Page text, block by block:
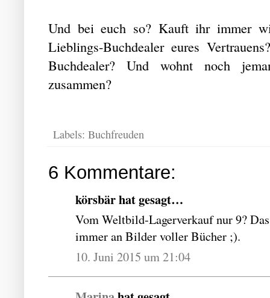
Und bei euch so? Kauft ihr immer
Lieblings-Buchdealer eures
Buchdealer? Und wohnt noch
zusammen?
Labels: Buchfreuden
6 Kommentare:
körsbär hat gesagt…
Vom Weltbild-Lagerverkauf nur 9?
immer an Bilder voller Bücher ;).
10. Juni 2015 um 21:04